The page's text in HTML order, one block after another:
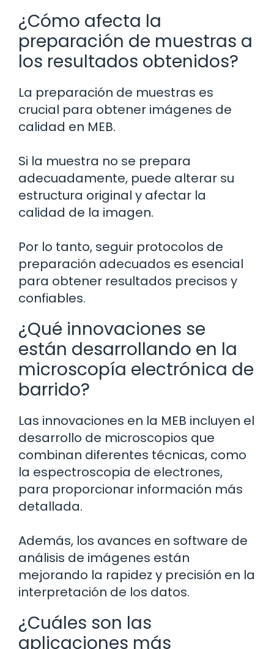
¿Cómo afecta la
preparación de muestras a
los resultados obtenidos?
La preparación de muestras es
crucial para obtener imágenes de
calidad en MEB.
Si la muestra no se prepara
adecuadamente, puede alterar su
estructura original y afectar la
calidad de la imagen.
Por lo tanto, seguir protocolos de
preparación adecuados es esencial
para obtener resultados precisos y
confiables.
¿Qué innovaciones se
están desarrollando en la
microscopía electrónica de
barrido?
Las innovaciones en la MEB incluyen el
desarrollo de microscopios que
combinan diferentes técnicas, como
la espectroscopia de electrones,
para proporcionar información más
detallada.
Además, los avances en software de
análisis de imágenes están
mejorando la rapidez y precisión en la
interpretación de los datos.
¿Cuáles son las
aplicaciones más